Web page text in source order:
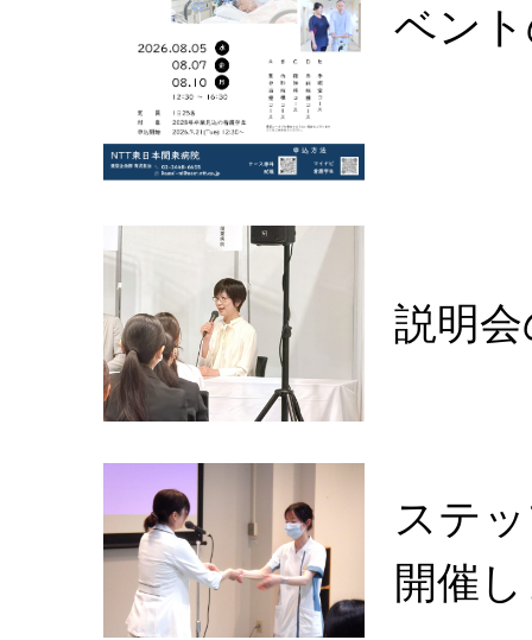
ベン
説明
ステ
開催